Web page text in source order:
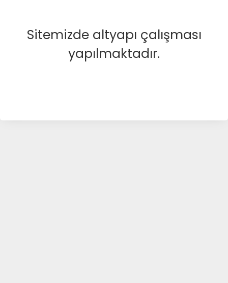
Sitemizde altyapı çalışması
yapılmaktadır.